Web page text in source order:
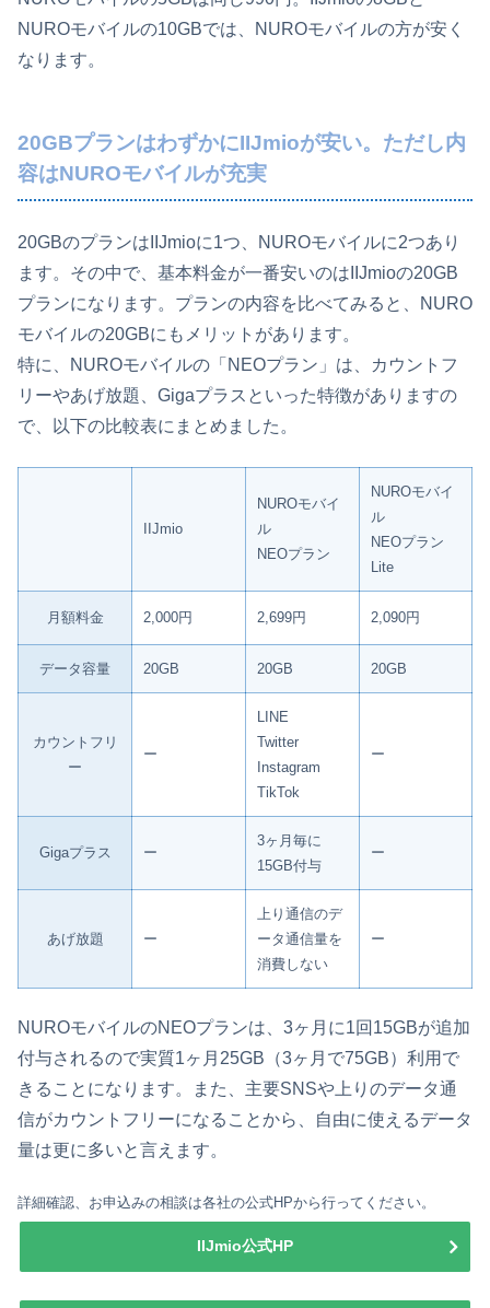
NUROモバイルの10GBでは、NUROモバイルの方が安く
なります。
20GBプランはわずかにIIJmioが安い。ただし内
容はNUROモバイルが充実
20GBのプランはIIJmioに1つ、NUROモバイルに2つあり
ます。その中で、基本料金が一番安いのはIIJmioの20GB
プランになります。プランの内容を比べてみると、NURO
モバイルの20GBにもメリットがあります。
特に、NUROモバイルの「NEOプラン」は、カウントフ
リーやあげ放題、Gigaプラスといった特徴がありますの
で、以下の比較表にまとめました。
IIJmio
NUROモバイ
ル
NEOプラン
NUROモバイ
ル
NEOプラン
Lite
月額料金 2,000円 2,699円 2,090円
データ容量 20GB 20GB 20GB
カウントフリ
ー
ー
LINE
Twitter
Instagram
TikTok
ー
Gigaプラス ー
3ヶ月毎に
15GB付与
ー
あげ放題 ー
上り通信のデ
ータ通信量を
消費しない
ー
NUROモバイルのNEOプランは、3ヶ月に1回15GBが追加
付与されるので実質1ヶ月25GB（3ヶ月で75GB）利用で
きることになります。また、主要SNSや上りのデータ通
信がカウントフリーになることから、自由に使えるデータ
量は更に多いと言えます。
詳細確認、お申込みの相談は各社の公式HPから行ってください。
IIJmio公式HP